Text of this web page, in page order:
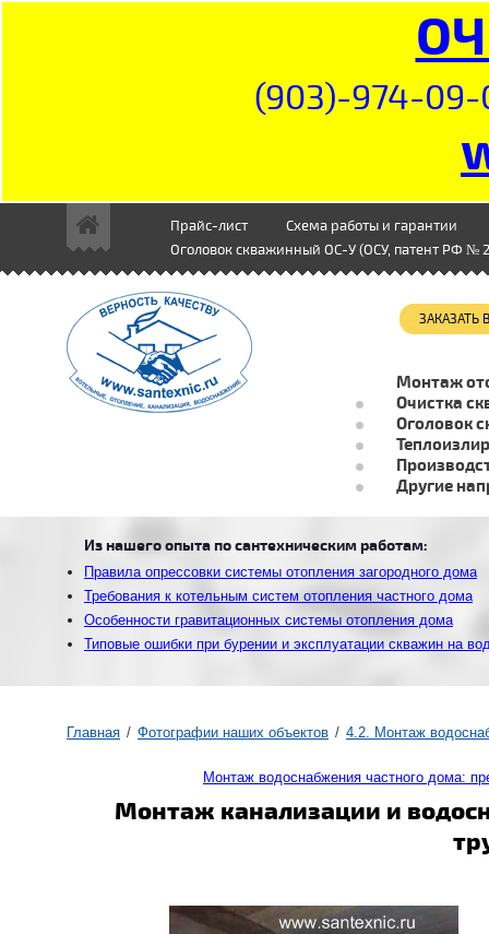
(903)-974-09-
Главная Фотографии наших объектов 4.2. Монтаж
Монтаж водоснабжения частного дома:
Монтаж канализации и
Прайс-лист
Схема работы и гарантии
Оголовок скважинный ОС-У (ОСУ, патент РФ №
Монтаж
Очистка
Оголовок
Другие
Из нашего опыта по сантехническим работам:
Правила опрессовки системы отопления загородного дома
Требования к котельным систем отопления частного дома
Особенности гравитационных системы отопления дома
Типовые ошибки при бурении и эксплуатации скважин на